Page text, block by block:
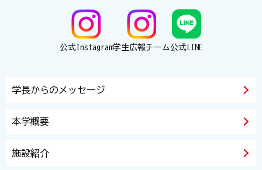
公式Instagram学生広報チーム公式LINE
学長からのメッセージ
本学概要
施設紹介